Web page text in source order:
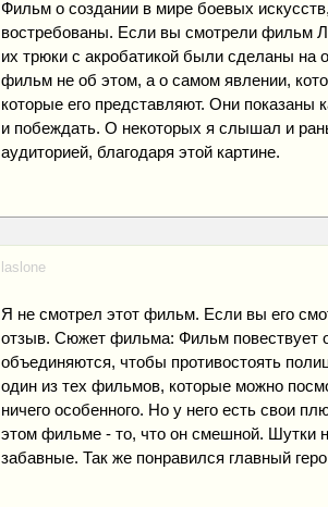
Фильм о создании в мире боевых
востребованы. Если вы смотрели фильм
их трюки с акробатикой были сделаны на
фильм не об этом, а о самом явлении,
которые его представляют. Они показаны
и побеждать. О некоторых я слышал и
аудиторией, благодаря этой картине.
laslone
Я не смотрел этот фильм. Если вы его
отзыв. Сюжет фильма: Фильм повествует
объединяются, чтобы противостоять
один из тех фильмов, которые можно
ничего особенного. Но у него есть свои
этом фильме - то, что он смешной. Шутки
забавные. Так же понравился главный